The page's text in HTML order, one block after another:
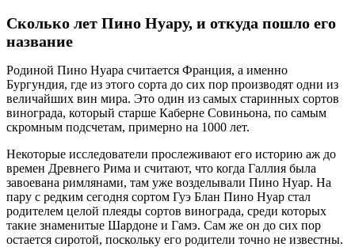
Сколько лет Пино Нуару, и откуда пошло его
название
Родиной Пино Нуара считается Франция, а именно
Бургундия, где из этого сорта до сих пор производят одни из
величайших вин мира. Это один из самых старинных сортов
винограда, который старше Каберне Совиньона, по самым
скромным подсчетам, примерно на 1000 лет.
Некоторые исследователи прослеживают его историю аж до
времен Древнего Рима и считают, что когда Галлия была
завоевана римлянами, там уже возделывали Пино Нуар. На
пару с редким сегодня сортом Гуэ Блан Пино Нуар стал
родителем целой плеяды сортов винограда, среди которых
такие знаменитые Шардоне и Гамэ. Сам же он до сих пор
остается сиротой, поскольку его родители точно не известны.